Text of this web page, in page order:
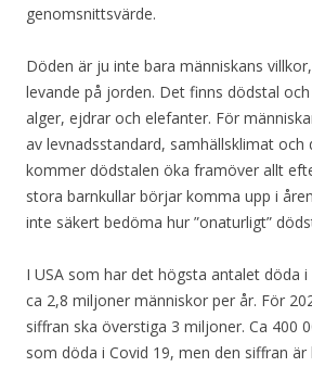
genomsnittsvärde.
Döden är ju inte bara människans
levande på jorden. Det finns dödstal
alger, ejdrar och elefanter. För
av levnadsstandard, samhällsklimat och
kommer dödstalen öka framöver allt
stora barnkullar börjar komma upp i
inte säkert bedöma hur ”onaturligt”
I USA som har det högsta antalet döda
ca 2,8 miljoner människor per år. För
siffran ska överstiga 3 miljoner. Ca 400
som döda i Covid 19, men den siffran